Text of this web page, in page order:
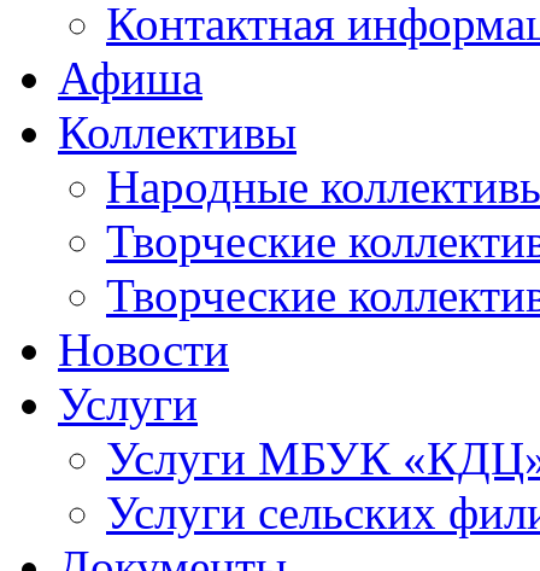
Контактная
Афиша
Коллективы
Народные
Творческие
Творческие
Новости
Услуги
Услуги МБУК
Услуги сельских